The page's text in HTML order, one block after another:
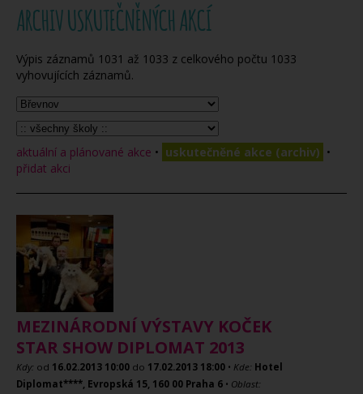
ARCHIV USKUTEČNĚNÝCH AKCÍ
Výpis záznamů 1031 až 1033 z celkového počtu 1033
vyhovujících záznamů.
aktuální a plánované akce • uskutečněné akce (archiv) •
přidat akci
MEZINÁRODNÍ VÝSTAVY KOČEK
STAR SHOW DIPLOMAT 2013
Kdy: od 16.02.2013 10:00 do 17.02.2013 18:00 • Kde: Hotel
Diplomat****, Evropská 15, 160 00 Praha 6 • Oblast: